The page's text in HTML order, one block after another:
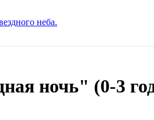
ночь" (0-3